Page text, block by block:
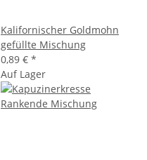
Kalifornischer Goldmohn
gefüllte Mischung
0,89 € *
Auf Lager